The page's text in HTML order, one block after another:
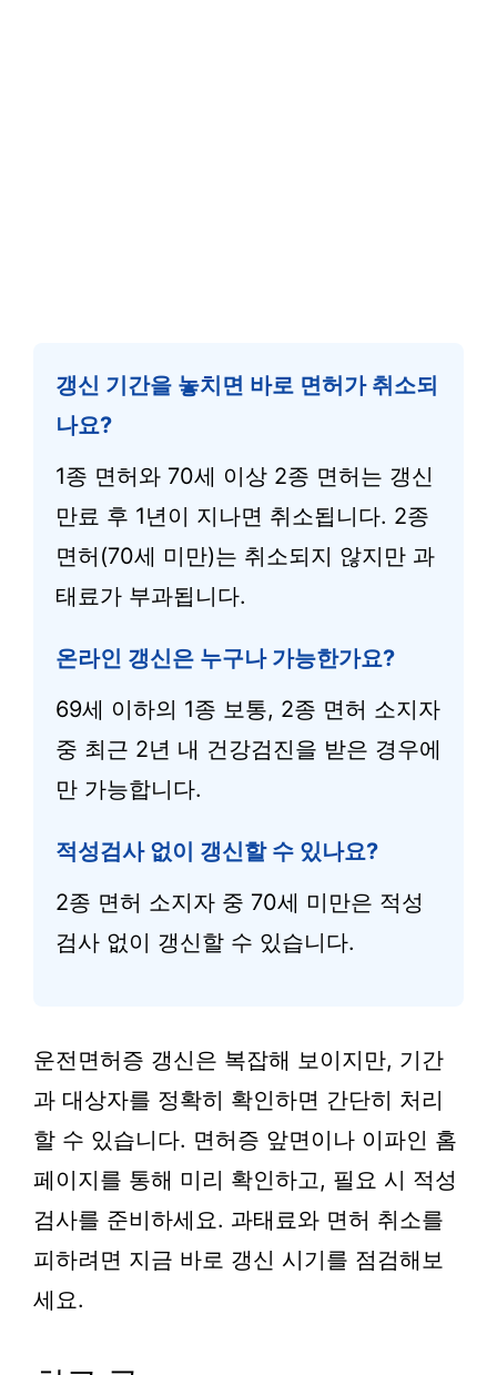
갱신 기간을 놓치면 바로 면허가 취소되
나요?
1종 면허와 70세 이상 2종 면허는 갱신
만료 후 1년이 지나면 취소됩니다. 2종
면허(70세 미만)는 취소되지 않지만 과
태료가 부과됩니다.
온라인 갱신은 누구나 가능한가요?
69세 이하의 1종 보통, 2종 면허 소지자
중 최근 2년 내 건강검진을 받은 경우에
만 가능합니다.
적성검사 없이 갱신할 수 있나요?
2종 면허 소지자 중 70세 미만은 적성
검사 없이 갱신할 수 있습니다.
운전면허증 갱신은 복잡해 보이지만, 기간
과 대상자를 정확히 확인하면 간단히 처리
할 수 있습니다. 면허증 앞면이나 이파인 홈
페이지를 통해 미리 확인하고, 필요 시 적성
검사를 준비하세요. 과태료와 면허 취소를
피하려면 지금 바로 갱신 시기를 점검해보
세요.